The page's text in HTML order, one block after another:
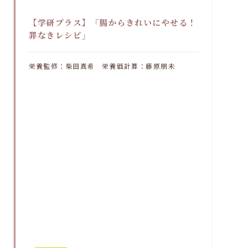
【学研プラス】「腸からきれいにやせる！
罪なきレシピ」
栄養監修：柴田真希 栄養価計算：藤原朋未